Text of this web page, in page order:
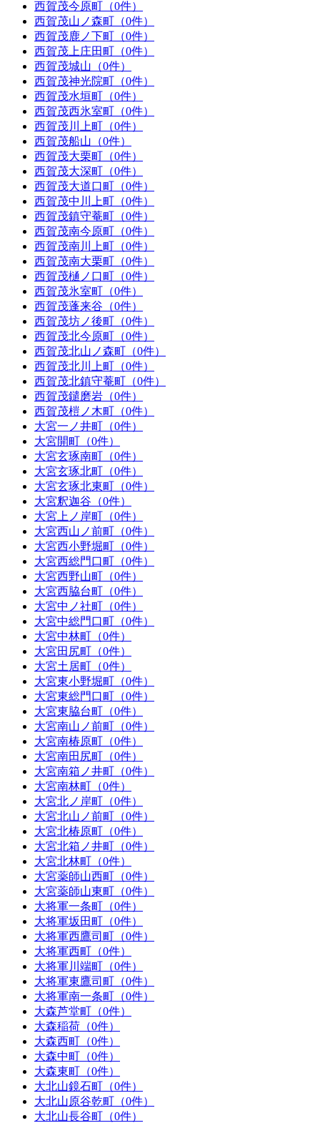
西賀茂今原町（0件）
西賀茂山ノ森町（0件）
西賀茂鹿ノ下町（0件）
西賀茂上庄田町（0件）
西賀茂城山（0件）
西賀茂神光院町（0件）
西賀茂水垣町（0件）
西賀茂西氷室町（0件）
西賀茂川上町（0件）
西賀茂船山（0件）
西賀茂大栗町（0件）
西賀茂大深町（0件）
西賀茂大道口町（0件）
西賀茂中川上町（0件）
西賀茂鎮守菴町（0件）
西賀茂南今原町（0件）
西賀茂南川上町（0件）
西賀茂南大栗町（0件）
西賀茂樋ノ口町（0件）
西賀茂氷室町（0件）
西賀茂蓬来谷（0件）
西賀茂坊ノ後町（0件）
西賀茂北今原町（0件）
西賀茂北山ノ森町（0件）
西賀茂北川上町（0件）
西賀茂北鎮守菴町（0件）
西賀茂鑓磨岩（0件）
西賀茂榿ノ木町（0件）
大宮一ノ井町（0件）
大宮開町（0件）
大宮玄琢南町（0件）
大宮玄琢北町（0件）
大宮玄琢北東町（0件）
大宮釈迦谷（0件）
大宮上ノ岸町（0件）
大宮西山ノ前町（0件）
大宮西小野堀町（0件）
大宮西総門口町（0件）
大宮西野山町（0件）
大宮西脇台町（0件）
大宮中ノ社町（0件）
大宮中総門口町（0件）
大宮中林町（0件）
大宮田尻町（0件）
大宮土居町（0件）
大宮東小野堀町（0件）
大宮東総門口町（0件）
大宮東脇台町（0件）
大宮南山ノ前町（0件）
大宮南椿原町（0件）
大宮南田尻町（0件）
大宮南箱ノ井町（0件）
大宮南林町（0件）
大宮北ノ岸町（0件）
大宮北山ノ前町（0件）
大宮北椿原町（0件）
大宮北箱ノ井町（0件）
大宮北林町（0件）
大宮薬師山西町（0件）
大宮薬師山東町（0件）
大将軍一条町（0件）
大将軍坂田町（0件）
大将軍西鷹司町（0件）
大将軍西町（0件）
大将軍川端町（0件）
大将軍東鷹司町（0件）
大将軍南一条町（0件）
大森芦堂町（0件）
大森稲荷（0件）
大森西町（0件）
大森中町（0件）
大森東町（0件）
大北山鏡石町（0件）
大北山原谷乾町（0件）
大北山長谷町（0件）